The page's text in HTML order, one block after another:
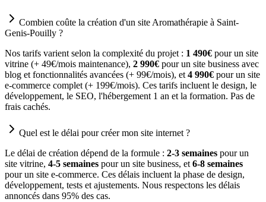
Combien coûte la création d'un site Aromathérapie à Saint-
Genis-Pouilly ?
Nos tarifs varient selon la complexité du projet : 1 490€ pour un site
vitrine (+ 49€/mois maintenance), 2 990€ pour un site business avec
blog et fonctionnalités avancées (+ 99€/mois), et 4 990€ pour un site
e-commerce complet (+ 199€/mois). Ces tarifs incluent le design, le
développement, le SEO, l'hébergement 1 an et la formation. Pas de
frais cachés.
Quel est le délai pour créer mon site internet ?
Le délai de création dépend de la formule : 2-3 semaines pour un
site vitrine, 4-5 semaines pour un site business, et 6-8 semaines
pour un site e-commerce. Ces délais incluent la phase de design,
développement, tests et ajustements. Nous respectons les délais
annoncés dans 95% des cas.